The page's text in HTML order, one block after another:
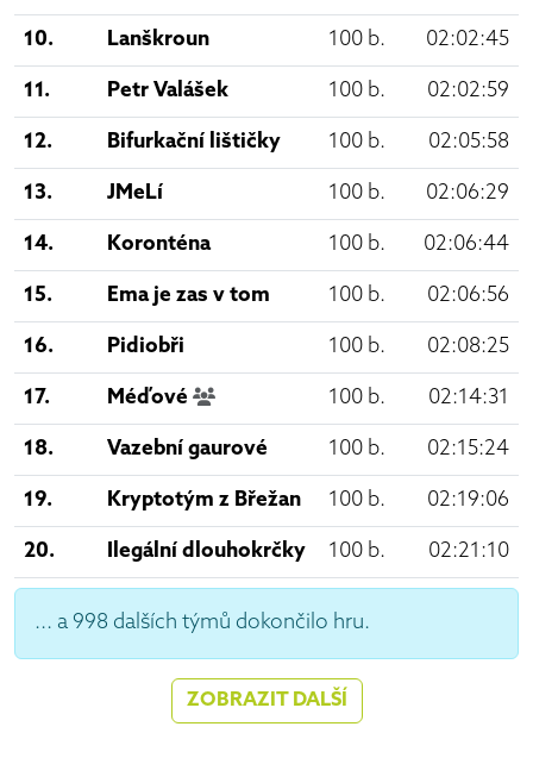
10. Lanškroun 100 b. 02:02:45
11. Petr Valášek 100 b. 02:02:59
12. Bifurkační lištičky 100 b. 02:05:58
13. JMeLí 100 b. 02:06:29
14. Koronténa 100 b. 02:06:44
15. Ema je zas v tom 100 b. 02:06:56
16. Pidiobři 100 b. 02:08:25
17. Méďové 100 b. 02:14:31
18. Vazební gaurové 100 b. 02:15:24
19. Kryptotým z Břežan 100 b. 02:19:06
20. Ilegální dlouhokrčky 100 b. 02:21:10
... a 998 dalších týmů dokončilo hru.
ZOBRAZIT DALŠÍ